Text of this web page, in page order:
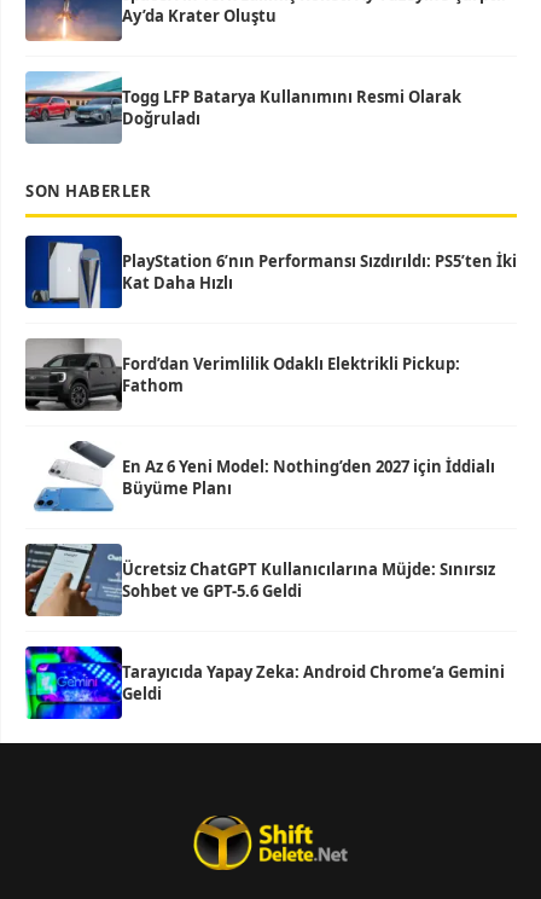
Ay’da Krater Oluştu
Togg LFP Batarya Kullanımını Resmi Olarak
Doğruladı
SON HABERLER
PlayStation 6’nın Performansı Sızdırıldı: PS5’ten İki
Kat Daha Hızlı
Ford’dan Verimlilik Odaklı Elektrikli Pickup:
Fathom
En Az 6 Yeni Model: Nothing’den 2027 için İddialı
Büyüme Planı
Ücretsiz ChatGPT Kullanıcılarına Müjde: Sınırsız
Sohbet ve GPT-5.6 Geldi
Tarayıcıda Yapay Zeka: Android Chrome’a Gemini
Geldi